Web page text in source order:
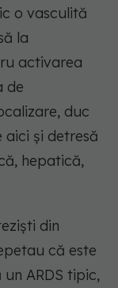
o vasculită
la
activarea
de
duc
aici și detresă
hepatică,
din
că este
ARDS tipic,